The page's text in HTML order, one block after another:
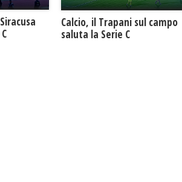
Calcio, il Trapani sul campo
saluta la Serie C